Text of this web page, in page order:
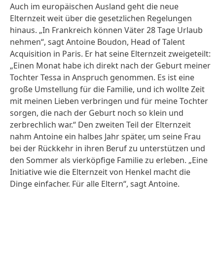
Auch im europäischen Ausland geht die neue
Elternzeit weit über die gesetzlichen Regelungen
hinaus. „In Frankreich können Väter 28 Tage Urlaub
nehmen“, sagt Antoine Boudon, Head of Talent
Acquisition in Paris. Er hat seine Elternzeit zweigeteilt:
„Einen Monat habe ich direkt nach der Geburt meiner
Tochter Tessa in Anspruch genommen. Es ist eine
große Umstellung für die Familie, und ich wollte Zeit
mit meinen Lieben verbringen und für meine Tochter
sorgen, die nach der Geburt noch so klein und
zerbrechlich war.“ Den zweiten Teil der Elternzeit
nahm Antoine ein halbes Jahr später, um seine Frau
bei der Rückkehr in ihren Beruf zu unterstützen und
den Sommer als vierköpfige Familie zu erleben. „Eine
Initiative wie die Elternzeit von Henkel macht die
Dinge einfacher. Für alle Eltern“, sagt Antoine.